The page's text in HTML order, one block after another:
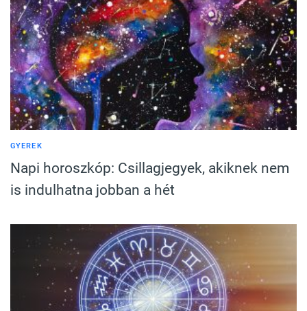
GYEREK
Napi horoszkóp: Csillagjegyek, akiknek nem
is indulhatna jobban a hét